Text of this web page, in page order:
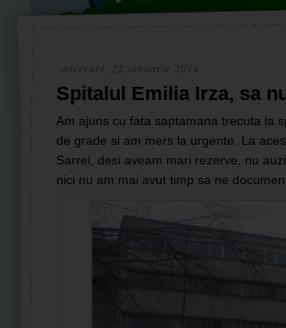
miercuri, 22 ianuarie 2014
Spitalul Emilia Irza, sa
Am ajuns cu fata saptamana trecuta la
de grade si am mers la urgente. La
Sarrei, desi aveam mari rezerve, nu
nici nu am mai avut timp sa ne